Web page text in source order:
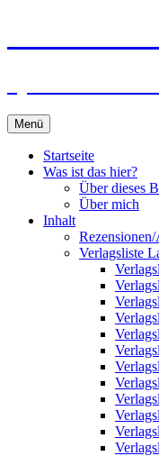
Menü
Startseite
Was ist das hier?
Über dieses
Über mich
Inhalt
Verlagsliste